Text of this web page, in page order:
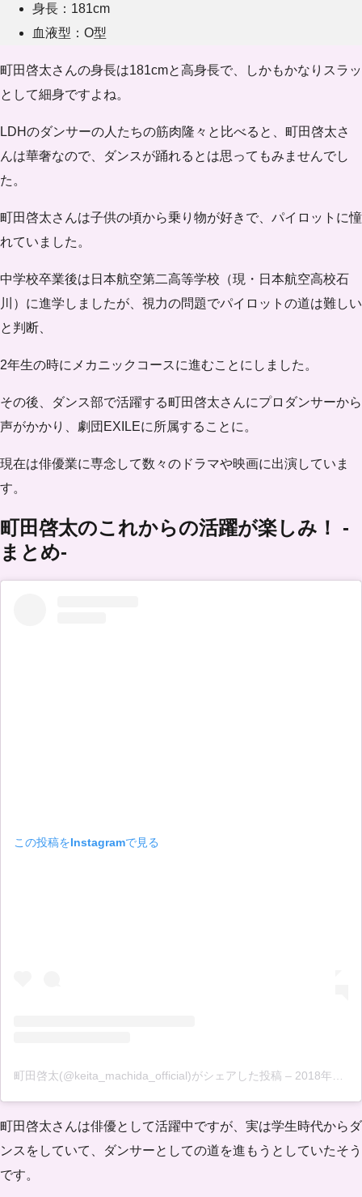
身長：181cm
血液型：O型
町田啓太さんの身長は181cmと高身長で、しかもかなりスラッ
として細身ですよね。
LDHのダンサーの人たちの筋肉隆々と比べると、町田啓太さ
んは華奢なので、ダンスが踊れるとは思ってもみませんでし
た。
町田啓太さんは子供の頃から乗り物が好きで、 パイロットに憧
れていました。
中学校卒業後は日本航空第二高等学校（現・日本航空高校石
川）に進学しましたが、視力の問題でパイロットの道は難しい
と判断、
2年生の時にメカニックコースに進むことにしました。
その後、ダンス部で活躍する町田啓太さんにプロダンサーから
声がかかり、劇団EXILEに所属することに。
現在は俳優業に専念して数々のドラマや映画に出演していま
す。
町田啓太のこれからの活躍が楽しみ！ -
まとめ-
この投稿をInstagramで見る
町田啓太(@keita_machida_official)がシェアした投稿 – 2018年10月月24日午後4時15分PDT
町田啓太さんは俳優として活躍中ですが、実は学生時代からダ
ンス をしていて、ダンサーとしての道を進もうとしていたそう
です。